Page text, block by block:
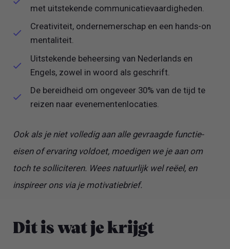
met uitstekende communicatievaardigheden.
Creativiteit, ondernemerschap en een hands-on
mentaliteit.
Uitstekende beheersing van Nederlands en
Engels, zowel in woord als geschrift.
De bereidheid om ongeveer 30% van de tijd te
reizen naar evenementenlocaties.
Ook als je niet volledig aan alle gevraagde functie-
eisen of ervaring voldoet, moedigen we je aan om
toch te solliciteren. Wees natuurlijk wel reëel, en
inspireer ons via je motivatiebrief.
Dit is wat je krijgt